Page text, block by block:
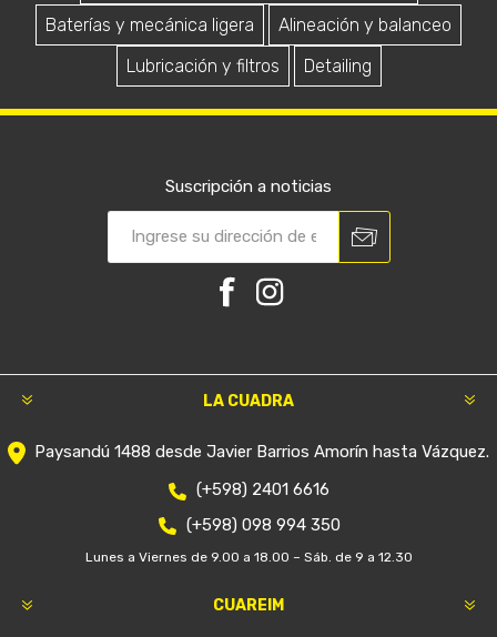
Baterías y mecánica ligera
Alineación y balanceo
Lubricación y filtros
Detailing
Suscripción a noticias
LA CUADRA
Paysandú 1488 desde Javier Barrios Amorín hasta Vázquez.
(+598) 2401 6616
(+598) 098 994 350
Lunes a Viernes de 9.00 a 18.00 – Sáb. de 9 a 12.30
CUAREIM